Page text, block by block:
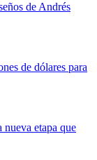
de Andrés
de dólares para
etapa que